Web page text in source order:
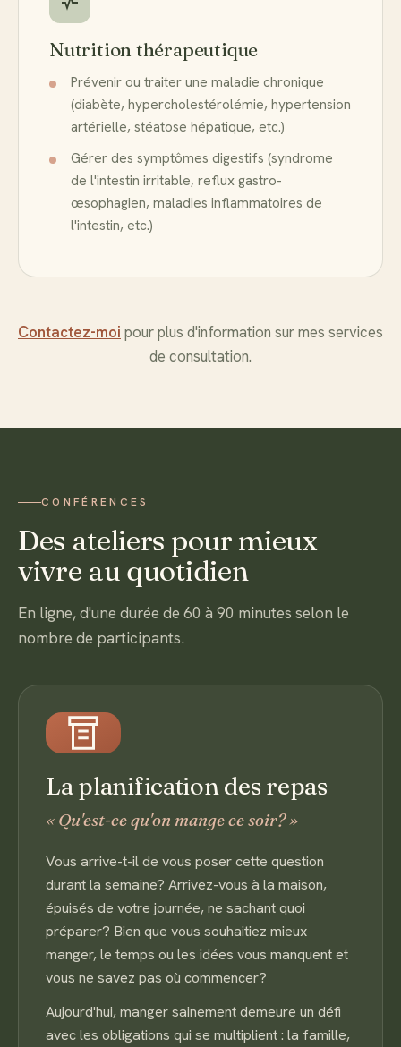
Nutrition thérapeutique
Prévenir ou traiter une maladie chronique
(diabète, hypercholestérolémie, hypertension
artérielle, stéatose hépatique, etc.)
Gérer des symptômes digestifs (syndrome
de l'intestin irritable, reflux gastro-
œsophagien, maladies inflammatoires de
l'intestin, etc.)
Contactez-moi pour plus d'information sur mes services
de consultation.
CONFÉRENCES
Des ateliers pour mieux
vivre au quotidien
En ligne, d'une durée de 60 à 90 minutes selon le
nombre de participants.
La planification des repas
« Qu'est-ce qu'on mange ce soir? »
Vous arrive-t-il de vous poser cette question
durant la semaine? Arrivez-vous à la maison,
épuisés de votre journée, ne sachant quoi
préparer? Bien que vous souhaitiez mieux
manger, le temps ou les idées vous manquent et
vous ne savez pas où commencer?
Aujourd'hui, manger sainement demeure un défi
avec les obligations qui se multiplient : la famille,